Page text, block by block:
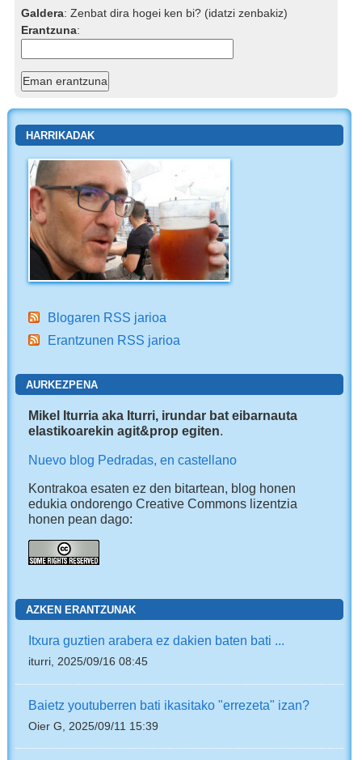
Galdera:Zenbat dira hogei ken bi? (idatzi zenbakiz)
Erantzuna:
HARRIKADAK
Blogaren RSS jarioa
Erantzunen RSS jarioa
AURKEZPENA
Mikel Iturria aka Iturri, irundar bat eibarnauta
elastikoarekin agit&prop egiten.
Nuevo blog Pedradas, en castellano
Kontrakoa esaten ez den bitartean, blog honen
edukia ondorengo Creative Commons lizentzia
honen pean dago:
AZKEN ERANTZUNAK
Itxura guztien arabera ez dakien baten bati ...
iturri, 2025/09/16 08:45
Baietz youtuberren bati ikasitako "errezeta" izan?
Oier G, 2025/09/11 15:39